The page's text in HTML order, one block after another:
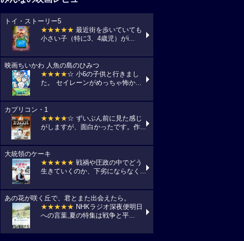
トイ・ストーリー5
★★★★★ 最近街を歩いていても
小さい子（特に3、4歳児）がi...
映画ちいかわ 人魚の島のひみつ
★★★★☆ 小6の子供と行きまし
た。 セイレーンがめっちゃ怖か...
カプリコン・1
★★★★☆ ずいぶん前に見た感じ
がしますが、面白かったです。作...
大統領のケーキ
★★★★★ 戦禍や圧政の中でどう
生きていくのか、下劣にならなく...
あの花が咲く丘で、君とまた出会えたら。
★★★★★ NHKラジオ深夜便明日
への言葉,夏の特集は戦争と平...